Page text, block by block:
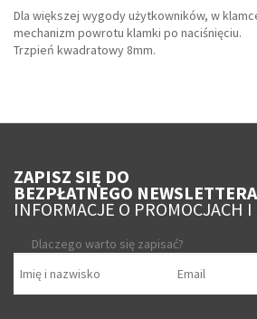
Dla większej wygody użytkowników, w
mechanizm powrotu klamki po naciśnięciu.
Trzpień kwadratowy 8mm.
ZAPISZ SIĘ DO
BEZPŁATNEGO NEWSLETTERA
INFORMACJE O PROMOCJACH
Dlaczego warto się zapisać?